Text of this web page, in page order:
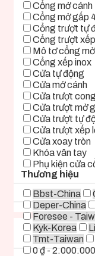
Cổng mở cánh
Cổng mở gấp
Cổng trượt tự
Cổng trượt
Mô tơ cổng
Cổng xếp inox
Cửa tự động
Cửa mở cánh
Cửa trượt cong
Cửa trượt mở
Cửa trượt tự
Cửa trượt xếp
Cửa xoay tròn
Khóa vân tay
Phụ kiện cửa
Thương hiệu
Bbst-China
Deper-China
Foresee -
Kyk-Korea
Tmt-Taiwan
0 ₫ -